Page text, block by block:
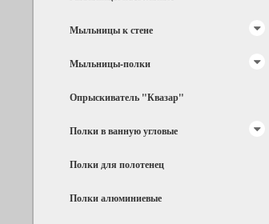
Мыльницы к стене
Мыльницы-полки
Опрыскиватель "Квазар"
Полки в ванную угловые
Полки для полотенец
Полки алюминиевые